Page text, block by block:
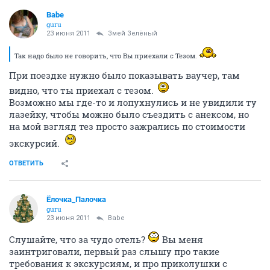
Babe
guru
23 июня 2011 Змей Зелёный
Так надо было не говорить, что Вы приехали с Тезом.
При поездке нужно было показывать ваучер, там
видно, что ты приехал с тезом.
Возможно мы где-то и лопухнулись и не увидили ту
лазейку, чтобы можно было съездить с анексом, но
на мой взгляд тез просто зажрались по стоимости
экскурсий.
ОТВЕТИТЬ
Ёлочка_Палочка
guru
23 июня 2011 Babe
Слушайте, что за чудо отель?
Вы меня
заинтриговали, первый раз слышу про такие
требования к экскурсиям, и про приколушки с